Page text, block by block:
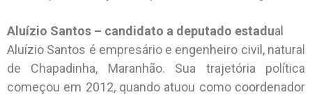
Aluízio Santos – candidato a deputado estadual
Aluízio Santos é empresário e engenheiro civil, natural
de Chapadinha, Maranhão. Sua trajetória política
começou em 2012, quando atuou como coordenador